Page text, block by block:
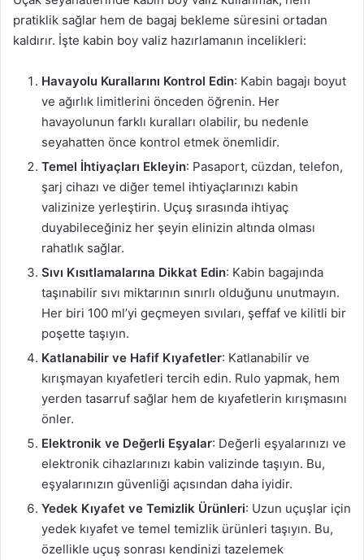
pratiklik sağlar hem de bagaj bekleme süresini ortadan
kaldırır. İşte kabin boy valiz hazırlamanın incelikleri:
Havayolu Kurallarını Kontrol Edin: Kabin bagajı boyut
ve ağırlık limitlerini önceden öğrenin. Her
havayolunun farklı kuralları olabilir, bu nedenle
seyahatten önce kontrol etmek önemlidir.
Temel İhtiyaçları Ekleyin: Pasaport, cüzdan, telefon,
şarj cihazı ve diğer temel ihtiyaçlarınızı kabin
valizinize yerleştirin. Uçuş sırasında ihtiyaç
duyabileceğiniz her şeyin elinizin altında olması
rahatlık sağlar.
Sıvı Kısıtlamalarına Dikkat Edin: Kabin bagajında
taşınabilir sıvı miktarının sınırlı olduğunu unutmayın.
Her biri 100 ml’yi geçmeyen sıvıları, şeffaf ve kilitli bir
poşette taşıyın.
Katlanabilir ve Hafif Kıyafetler: Katlanabilir ve
kırışmayan kıyafetleri tercih edin. Rulo yapmak, hem
yerden tasarruf sağlar hem de kıyafetlerin kırışmasını
önler.
Elektronik ve Değerli Eşyalar: Değerli eşyalarınızı ve
elektronik cihazlarınızı kabin valizinde taşıyın. Bu,
eşyalarınızın güvenliği açısından daha iyidir.
Yedek Kıyafet ve Temizlik Ürünleri: Uzun uçuşlar için
yedek kıyafet ve temel temizlik ürünleri taşıyın. Bu,
özellikle uçuş sonrası kendinizi tazelemek